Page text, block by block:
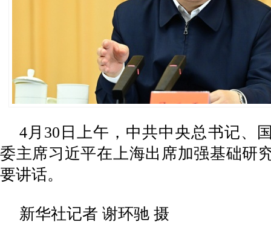
4月30日上午，中共中央总书记、
委主席习近平在上海出席加强基础研
要讲话。
新华社记者 谢环驰 摄